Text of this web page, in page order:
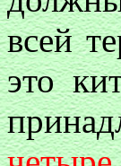
всей
это